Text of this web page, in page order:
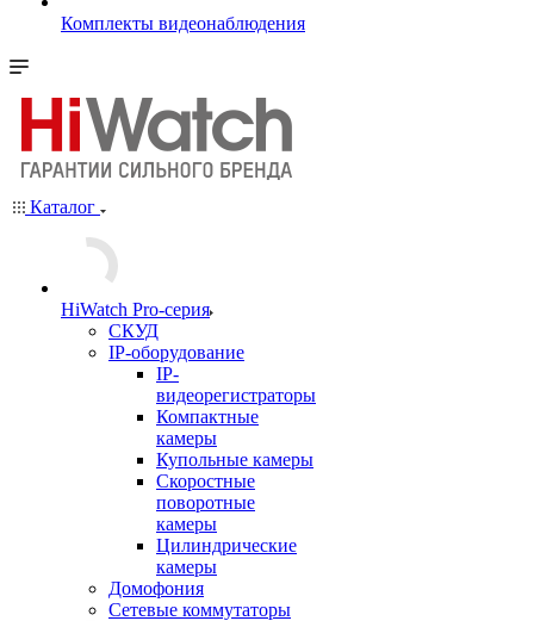
Комплекты видеонаблюдения
Каталог
HiWatch Pro-серия
CКУД
IP-оборудование
IP-
видеорегистраторы
Компактные
камеры
Купольные камеры
Скоростные
поворотные
камеры
Цилиндрические
камеры
Домофония
Сетевые коммутаторы